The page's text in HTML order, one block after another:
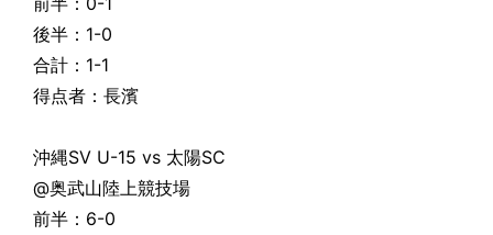
後半：1-0
合計：1-1
得点者：長濱
沖縄SV U-15 vs 太陽SC
@奥武山陸上競技場
前半：6-0